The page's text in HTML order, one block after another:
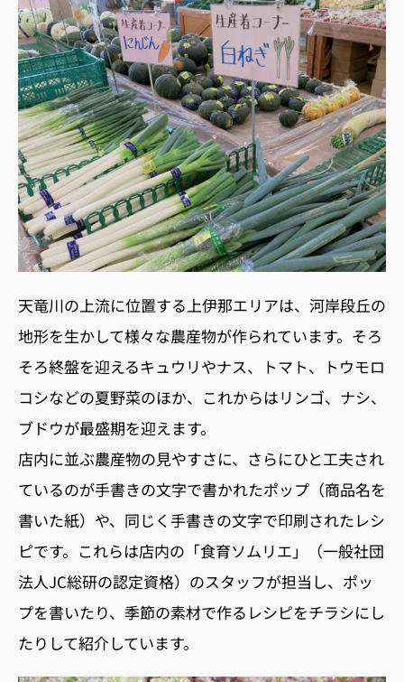
天竜川の上流に位置する上伊那エリアは、河岸段丘の
地形を生かして様々な農産物が作られています。そろ
そろ終盤を迎えるキュウリやナス、トマト、トウモロ
コシなどの夏野菜のほか、これからはリンゴ、ナシ、
ブドウが最盛期を迎えます。
店内に並ぶ農産物の見やすさに、さらにひと工夫され
ているのが手書きの文字で書かれたポップ（商品名を
書いた紙）や、同じく手書きの文字で印刷されたレシ
ピです。これらは店内の「食育ソムリエ」（一般社団
法人JC総研の認定資格）のスタッフが担当し、ポッ
プを書いたり、季節の素材で作るレシピをチラシにし
たりして紹介しています。